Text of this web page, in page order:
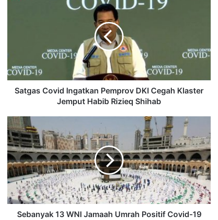
Satgas Covid Ingatkan Pemprov DKI Cegah Klaster
Jemput Habib Rizieq Shihab
Sebanyak 13 WNI Jamaah Umrah Positif Covid-19